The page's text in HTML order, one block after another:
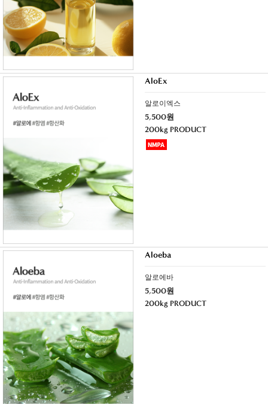
AloEx
알로이엑스
5,500원
200kg PRODUCT
Aloeba
알로에바
5,500원
200kg PRODUCT